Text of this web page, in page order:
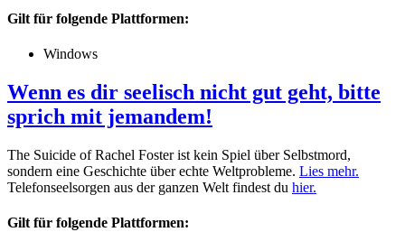
Gilt für folgende Plattformen:
Windows
Wenn es dir seelisch nicht gut geht, bitte
sprich mit jemandem!
The Suicide of Rachel Foster ist kein Spiel über Selbstmord,
sondern eine Geschichte über echte Weltprobleme. Lies mehr.
Telefonseelsorgen aus der ganzen Welt findest du hier.
Gilt für folgende Plattformen: